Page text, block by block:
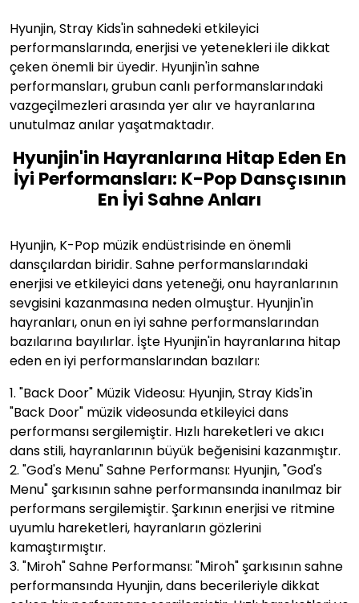
Hyunjin, Stray Kids'in sahnedeki etkileyici
performanslarında, enerjisi ve yetenekleri ile dikkat
çeken önemli bir üyedir. Hyunjin'in sahne
performansları, grubun canlı performanslarındaki
vazgeçilmezleri arasında yer alır ve hayranlarına
unutulmaz anılar yaşatmaktadır.
Hyunjin'in Hayranlarına Hitap Eden En
İyi Performansları: K-Pop Dansçısının
En İyi Sahne Anları
Hyunjin, K-Pop müzik endüstrisinde en önemli
dansçılardan biridir. Sahne performanslarındaki
enerjisi ve etkileyici dans yeteneği, onu hayranlarının
sevgisini kazanmasına neden olmuştur. Hyunjin'in
hayranları, onun en iyi sahne performanslarından
bazılarına bayılırlar. İşte Hyunjin'in hayranlarına hitap
eden en iyi performanslarından bazıları:
1. "Back Door" Müzik Videosu: Hyunjin, Stray Kids'in
"Back Door" müzik videosunda etkileyici dans
performansı sergilemiştir. Hızlı hareketleri ve akıcı
dans stili, hayranlarının büyük beğenisini kazanmıştır.
2. "God's Menu" Sahne Performansı: Hyunjin, "God's
Menu" şarkısının sahne performansında inanılmaz bir
performans sergilemiştir. Şarkının enerjisi ve ritmine
uyumlu hareketleri, hayranların gözlerini
kamaştırmıştır.
3. "Miroh" Sahne Performansı: "Miroh" şarkısının sahne
performansında Hyunjin, dans becerileriyle dikkat